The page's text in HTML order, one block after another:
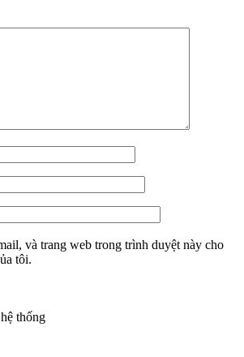
và trang web trong trình duyệt này cho
tôi.
thống